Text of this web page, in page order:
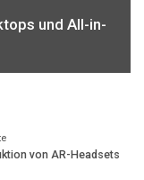
und All-in-
von AR-Headsets